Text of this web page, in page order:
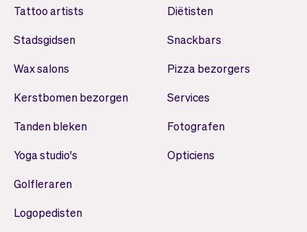
Tattoo artists
Stadsgidsen
Wax salons
Kerstbomen bezorgen
Tanden bleken
Yoga studio's
Golfleraren
Logopedisten
Diëtisten
Snackbars
Pizza bezorgers
Services
Fotografen
Opticiens